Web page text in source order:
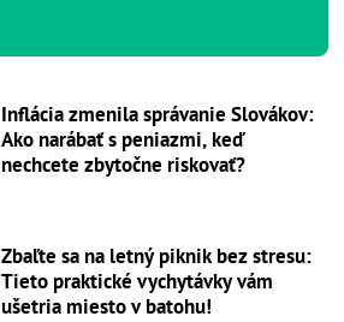
Inflácia zmenila správanie Slovákov:
Ako narábať s peniazmi, keď
nechcete zbytočne riskovať?
Zbaľte sa na letný piknik bez stresu:
Tieto praktické vychytávky vám
ušetria miesto v batohu!